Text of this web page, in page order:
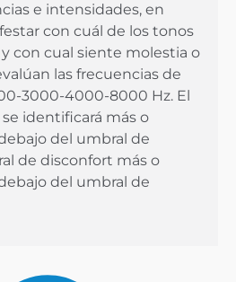
e intensidades, en
con cuál de los tonos
con cual siente molestia o
las frecuencias de
3000-4000-8000 Hz. El
identificará más o
del umbral de
de disconfort más o
del umbral de